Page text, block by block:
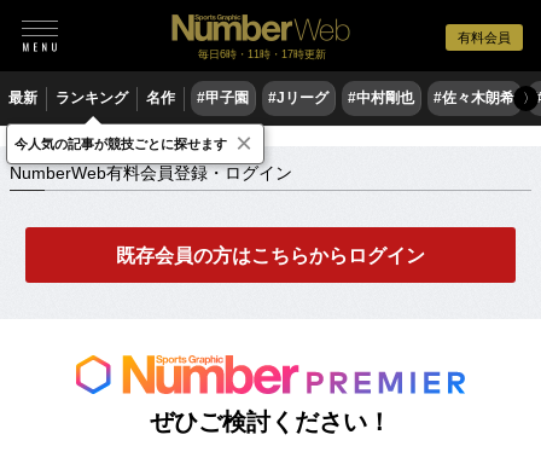
有料会員
毎日6時・11時・17時更新
最新 ランキング 名作 #甲子園 #Jリーグ #中村剛也 #佐々木朗希 〉
NumberWeb有料会員登録・ログイン
NumberWeb有料会員登録・ログイン
既存会員の方はこちらからログイン
ぜひご検討ください！
今人気の記事が競技ごとに探せます ×